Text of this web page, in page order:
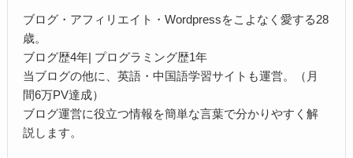
ブログ・アフィリエイト・Wordpressをこよなく愛する28
歳。
ブログ歴4年| プログラミング歴1年
当ブログの他に、英語・中国語学習サイトも運営。（月
間6万PV達成）
ブログ運営に役立つ情報を簡単な言葉で分かりやすく解
説します。